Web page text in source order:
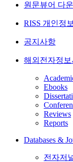
원문뷰어 다
RISS 개인정
공지사항
해외전자정
Ebooks
Reviews
Reports
Databases &
전자저